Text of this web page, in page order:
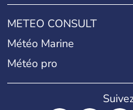
METEO CONSULT
Météo Marine
Météo pro